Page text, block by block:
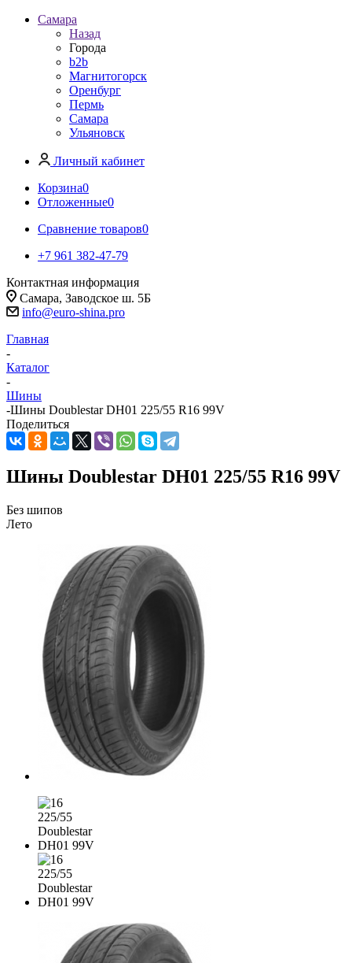
Самара
Назад
Города
b2b
Магнитогорск
Оренбург
Пермь
Самара
Ульяновск
Личный кабинет
Корзина0
Отложенные0
Сравнение товаров0
+7 961 382-47-79
Контактная информация
Самара, Заводское ш. 5Б
info@euro-shina.pro
Главная
-
Каталог
-
Шины
-Шины Doublestar DH01 225/55 R16 99V
Поделиться
Шины Doublestar DH01 225/55 R16 99V
Без шипов
Лето